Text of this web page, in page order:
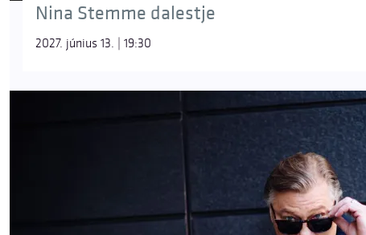
Nina Stemme dalestje
2027. június 13. | 19:30